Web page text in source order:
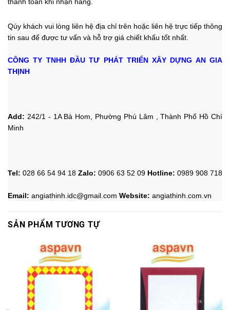
Qúy khách vui lòng liên hệ địa chỉ trên hoặc liên hệ trực tiếp thông
tin sau để được tư vấn và hỗ trợ giá chiết khấu tốt nhất.
CÔNG TY TNHH ĐẦU TƯ PHÁT TRIỂN XÂY DỰNG AN GIA
THỊNH
Add: 242/1 - 1A Bà Hom, Phường Phú Lâm , Thành Phố Hồ Chí
Minh
Tel: 028 66 54 94 18 Zalo: 0906 63 52 09 Hotline: 0989 908 718
Email: angiathinh.idc@gmail.com Website: angiathinh. com.vn
SẢN PHẨM TƯƠNG TỰ